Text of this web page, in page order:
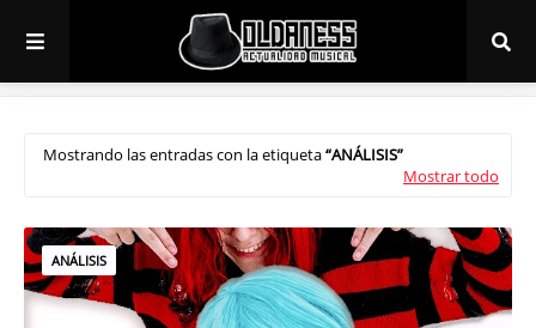
Mostrando las entradas con la etiqueta ANÁLISIS
Mostrar todo
ANÁLISIS